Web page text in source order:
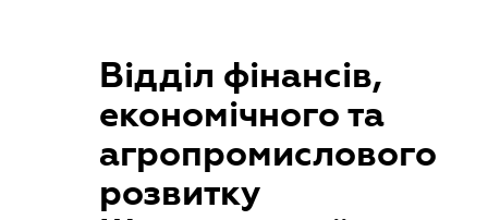
Відділ фінансів,
економічного та
агропромислового
розвитку